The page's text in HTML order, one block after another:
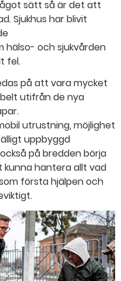
sätt så är det att
Sjukhus har blivit
hälso- och sjukvården
fel.
på att vara mycket
utifrån de nya
utrustning, möjlighet
uppbyggd
på bredden börja
hantera allt vad
första hjälpen och